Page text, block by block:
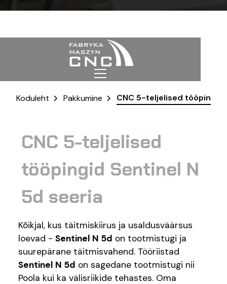
Koduleht Pakkumine CNC 5-teljelised tööpingid
CNC 5-teljelised
tööpingid Sentinel N
5d seeria
Kõikjal, kus täitmiskiirus ja usaldusväärsus
loevad - Sentinel N 5d on tootmistugi ja
suurepärane täitmisvahend. Tööriistad
Sentinel N 5d on sagedane tootmistugi nii
Poola kui ka välisriikide tehastes. Oma